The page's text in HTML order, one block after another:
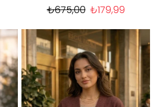
₺179,99
₺675,00